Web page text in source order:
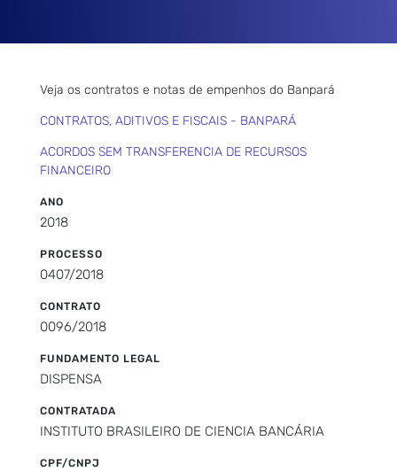
Veja os contratos e notas de empenhos do Banpará
CONTRATOS, ADITIVOS E FISCAIS - BANPARÁ
ACORDOS SEM TRANSFERENCIA DE RECURSOS
FINANCEIRO
ANO
2018
PROCESSO
0407/2018
CONTRATO
0096/2018
FUNDAMENTO LEGAL
DISPENSA
CONTRATADA
INSTITUTO BRASILEIRO DE CIENCIA BANCÁRIA
CPF/CNPJ